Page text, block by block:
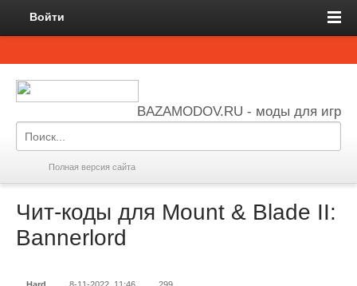
Войти
BAZAMODOV.RU - моды для игр
Полная версия сайта
Чит-коды для Mount & Blade II:
Bannerlord